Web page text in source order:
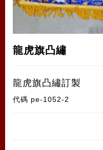
龍虎旗凸繡
龍虎旗凸繡訂製
代碼 pe-1052-2